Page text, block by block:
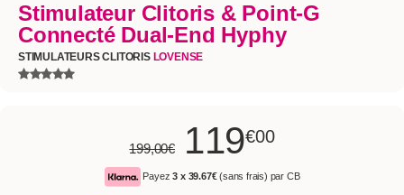
Stimulateur Clitoris & Point-G
Connecté Dual-End Hyphy
STIMULATEURS CLITORIS LOVENSE
199,00€ 119€00
Payez3 x 39.67€(sans frais) par CB